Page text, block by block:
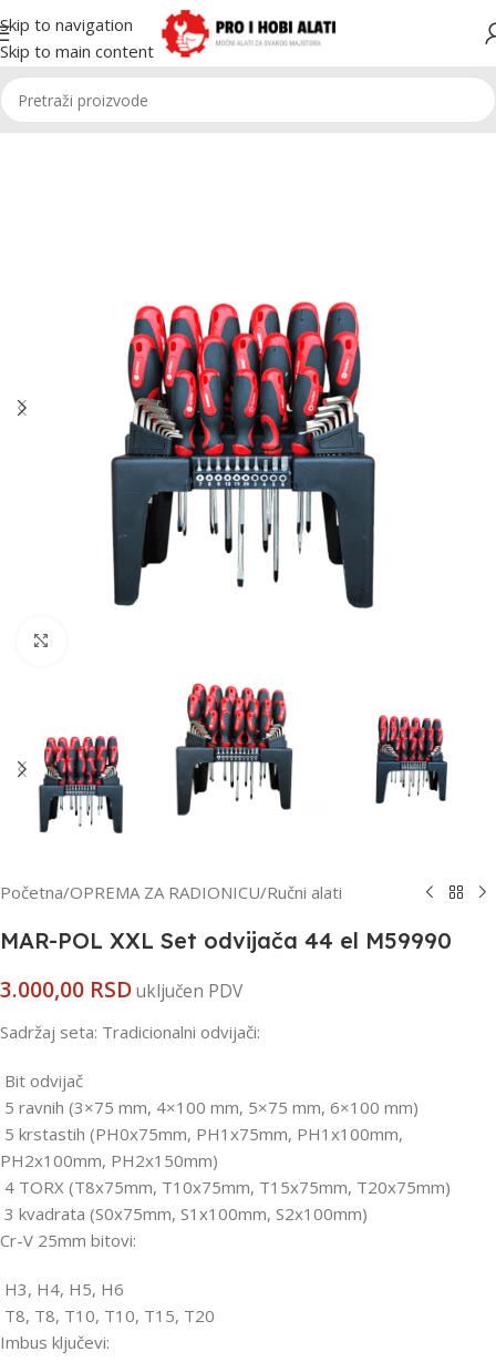
Skip to navigation
Skip to main content
Početna/OPREMA ZA RADIONICU/Ručni alati
MAR-POL XXL Set odvijača 44 el M59990
3.000,00 RSDuključen PDV
Sadržaj seta: Tradicionalni odvijači:
Bit odvijač
5 ravnih (3×75 mm, 4×100 mm, 5×75 mm, 6×100 mm)
5 krstastih (PH0x75mm, PH1x75mm, PH1x100mm,
PH2x100mm, PH2x150mm)
4 TORX (T8x75mm, T10x75mm, T15x75mm, T20x75mm)
3 kvadrata (S0x75mm, S1x100mm, S2x100mm)
Cr-V 25mm bitovi:
H3, H4, H5, H6
T8, T8, T10, T10, T15, T20
Imbus ključevi: